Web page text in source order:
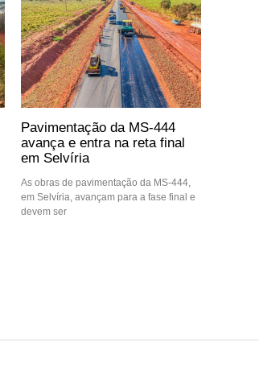
Pavimentação da MS-444
avança e entra na reta final
em Selvíria
As obras de pavimentação da MS-444,
em Selvíria, avançam para a fase final e
devem ser